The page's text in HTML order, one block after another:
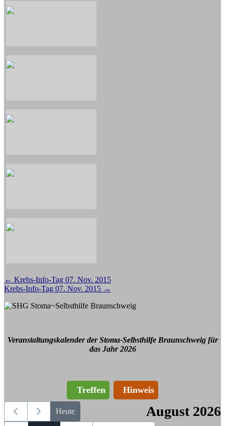
Beitragsnavigation
← Krebs-Info-Tag 07. Nov. 2015
Krebs-Info-Tag 07. Nov. 2015 →
Veranstaltungskalender der Stoma-Selbsthilfe Braunschweig für
das Jahr 2026
Treffen Hinweis
Heute August 2026